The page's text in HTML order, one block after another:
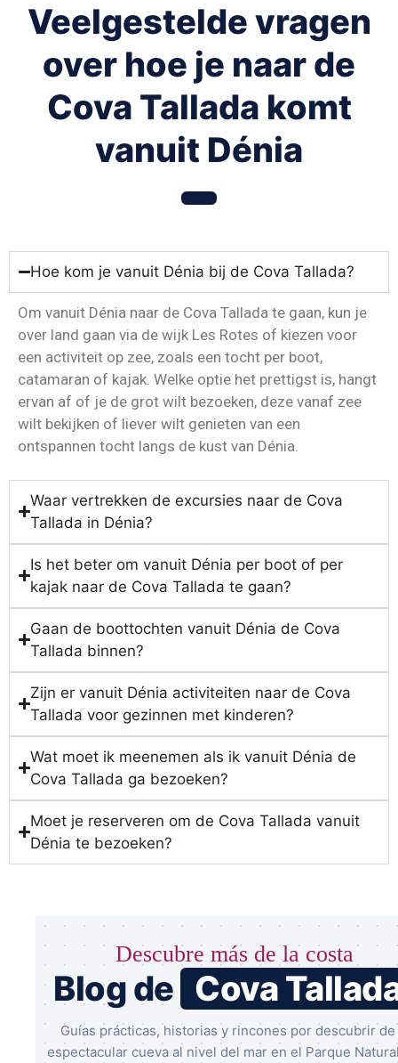
Veelgestelde vragen
over hoe je naar de
Cova Tallada komt
vanuit Dénia
Hoe kom je vanuit Dénia bij de Cova Tallada?
Om vanuit Dénia naar de Cova Tallada te gaan, kun je
over land gaan via de wijk Les Rotes of kiezen voor
een activiteit op zee, zoals een tocht per boot,
catamaran of kajak. Welke optie het prettigst is, hangt
ervan af of je de grot wilt bezoeken, deze vanaf zee
wilt bekijken of liever wilt genieten van een
ontspannen tocht langs de kust van Dénia.
Waar vertrekken de excursies naar de Cova
Tallada in Dénia?
Is het beter om vanuit Dénia per boot of per
kajak naar de Cova Tallada te gaan?
Gaan de boottochten vanuit Dénia de Cova
Tallada binnen?
Zijn er vanuit Dénia activiteiten naar de Cova
Tallada voor gezinnen met kinderen?
Wat moet ik meenemen als ik vanuit Dénia de
Cova Tallada ga bezoeken?
Moet je reserveren om de Cova Tallada vanuit
Dénia te bezoeken?
Descubre más de la costa
Blog de Cova
Guías prácticas, historias y rincones por descubrir de
espectacular cueva al nivel del mar en el Parque